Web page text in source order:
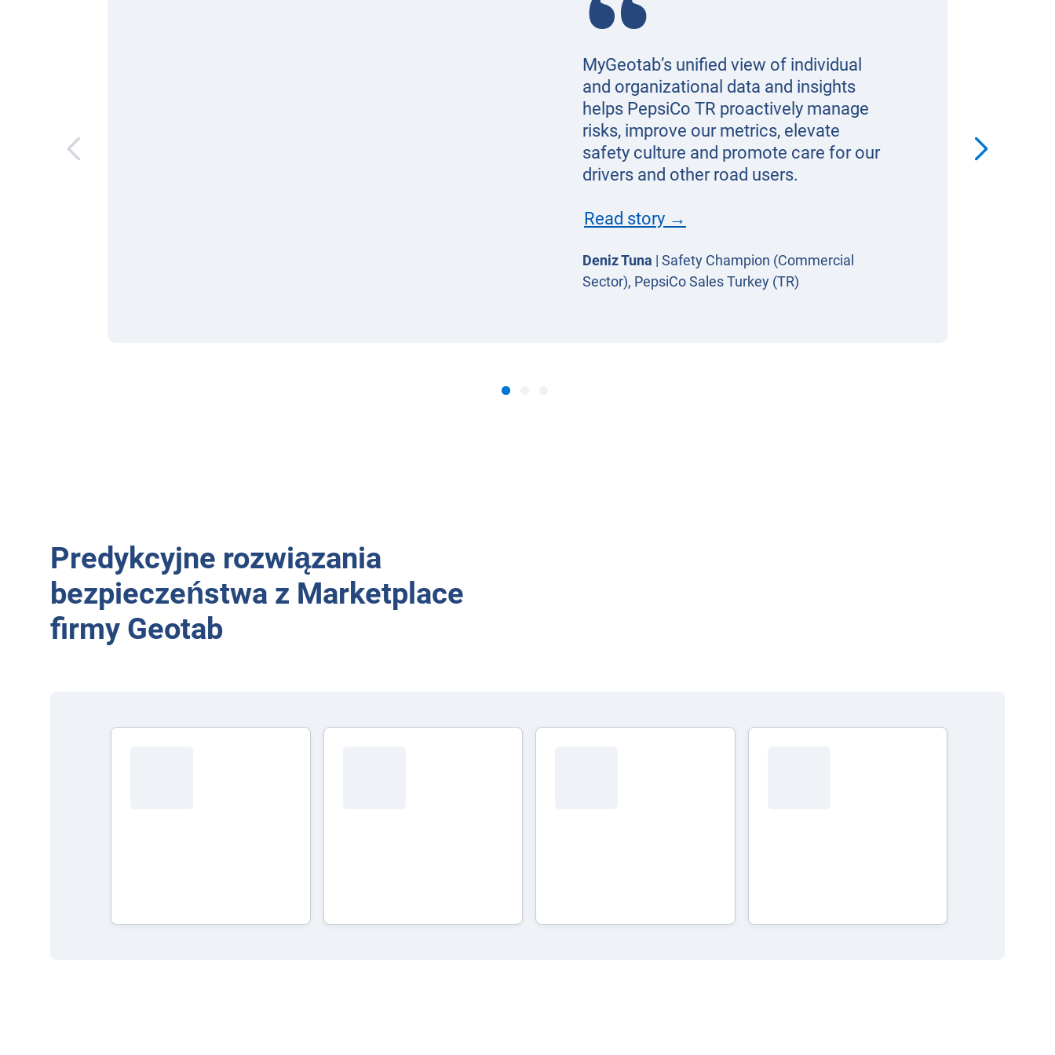
MyGeotab’s unified view of individual
and organizational data and insights
helps PepsiCo TR proactively manage
risks, improve our metrics, elevate
safety culture and promote care for our
drivers and other road users.
Read story →
Deniz Tuna | Safety Champion (Commercial
Sector), PepsiCo Sales Turkey (TR)
Predykcyjne rozwiązania
bezpieczeństwa z Marketplace
firmy Geotab